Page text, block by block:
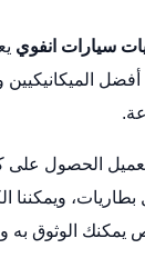
سيارات انفوي
الحصول على
الوثوق به